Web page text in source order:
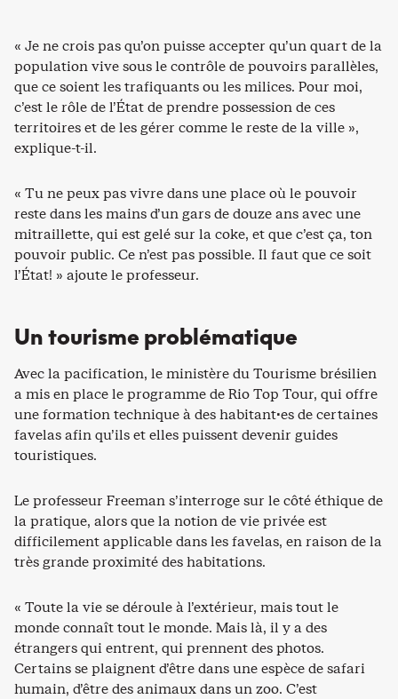
« Je ne crois pas qu’on puisse accepter qu’un quart de la
population vive sous le contrôle de pouvoirs parallèles,
que ce soient les trafiquants ou les milices. Pour moi,
c’est le rôle de l’État de prendre possession de ces
territoires et de les gérer comme le reste de la ville »,
explique-t-il.
« Tu ne peux pas vivre dans une place où le pouvoir
reste dans les mains d’un gars de douze ans avec une
mitraillette, qui est gelé sur la coke, et que c’est ça, ton
pouvoir public. Ce n’est pas possible. Il faut que ce soit
l’État! » ajoute le professeur.
Un tourisme problématique
Avec la pacification, le ministère du Tourisme brésilien
a mis en place le programme de Rio Top Tour, qui offre
une formation technique à des habitant·es de certaines
favelas afin qu’ils et elles puissent devenir guides
touristiques.
Le professeur Freeman s’interroge sur le côté éthique de
la pratique, alors que la notion de vie privée est
difficilement applicable dans les favelas, en raison de la
très grande proximité des habitations.
« Toute la vie se déroule à l’extérieur, mais tout le
monde connaît tout le monde. Mais là, il y a des
étrangers qui entrent, qui prennent des photos.
Certains se plaignent d’être dans une espèce de safari
humain, d’être des animaux dans un zoo. C’est